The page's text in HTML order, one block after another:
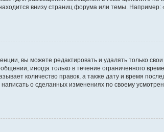
внизу страниц форума или темы.
вы можете редактировать и удалять только
иногда только в течение ограниченного
количество правок, а также дату и время
о сделанных изменениях по своему